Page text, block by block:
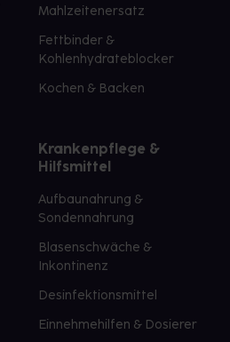
Mahlzeitenersatz
Fettbinder &
Kohlenhydrateblocker
Kochen & Backen
Krankenpflege &
Hilfsmittel
Aufbaunahrung &
Sondennahrung
Blasenschwäche &
Inkontinenz
Desinfektionsmittel
Einnehmehilfen & Dosierer